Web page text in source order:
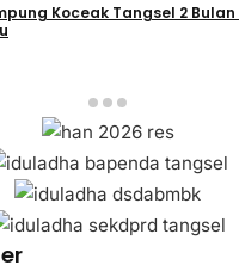
Koceak Tangsel 2